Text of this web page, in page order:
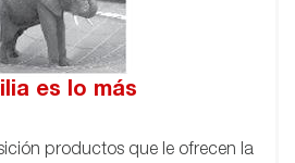
es lo más
productos que le ofrecen la